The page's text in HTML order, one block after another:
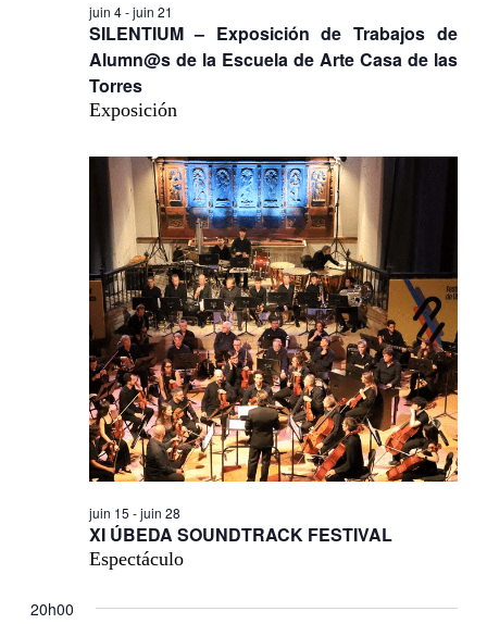
SILENTIUM – Exposición de Trabajos de
Alumn@s de la Escuela de Arte Casa de las
Torres
juin 4-juin 21
Exposición
XI ÚBEDA SOUNDTRACK FESTIVAL
juin 15 -juin 28
Espectáculo
20h00